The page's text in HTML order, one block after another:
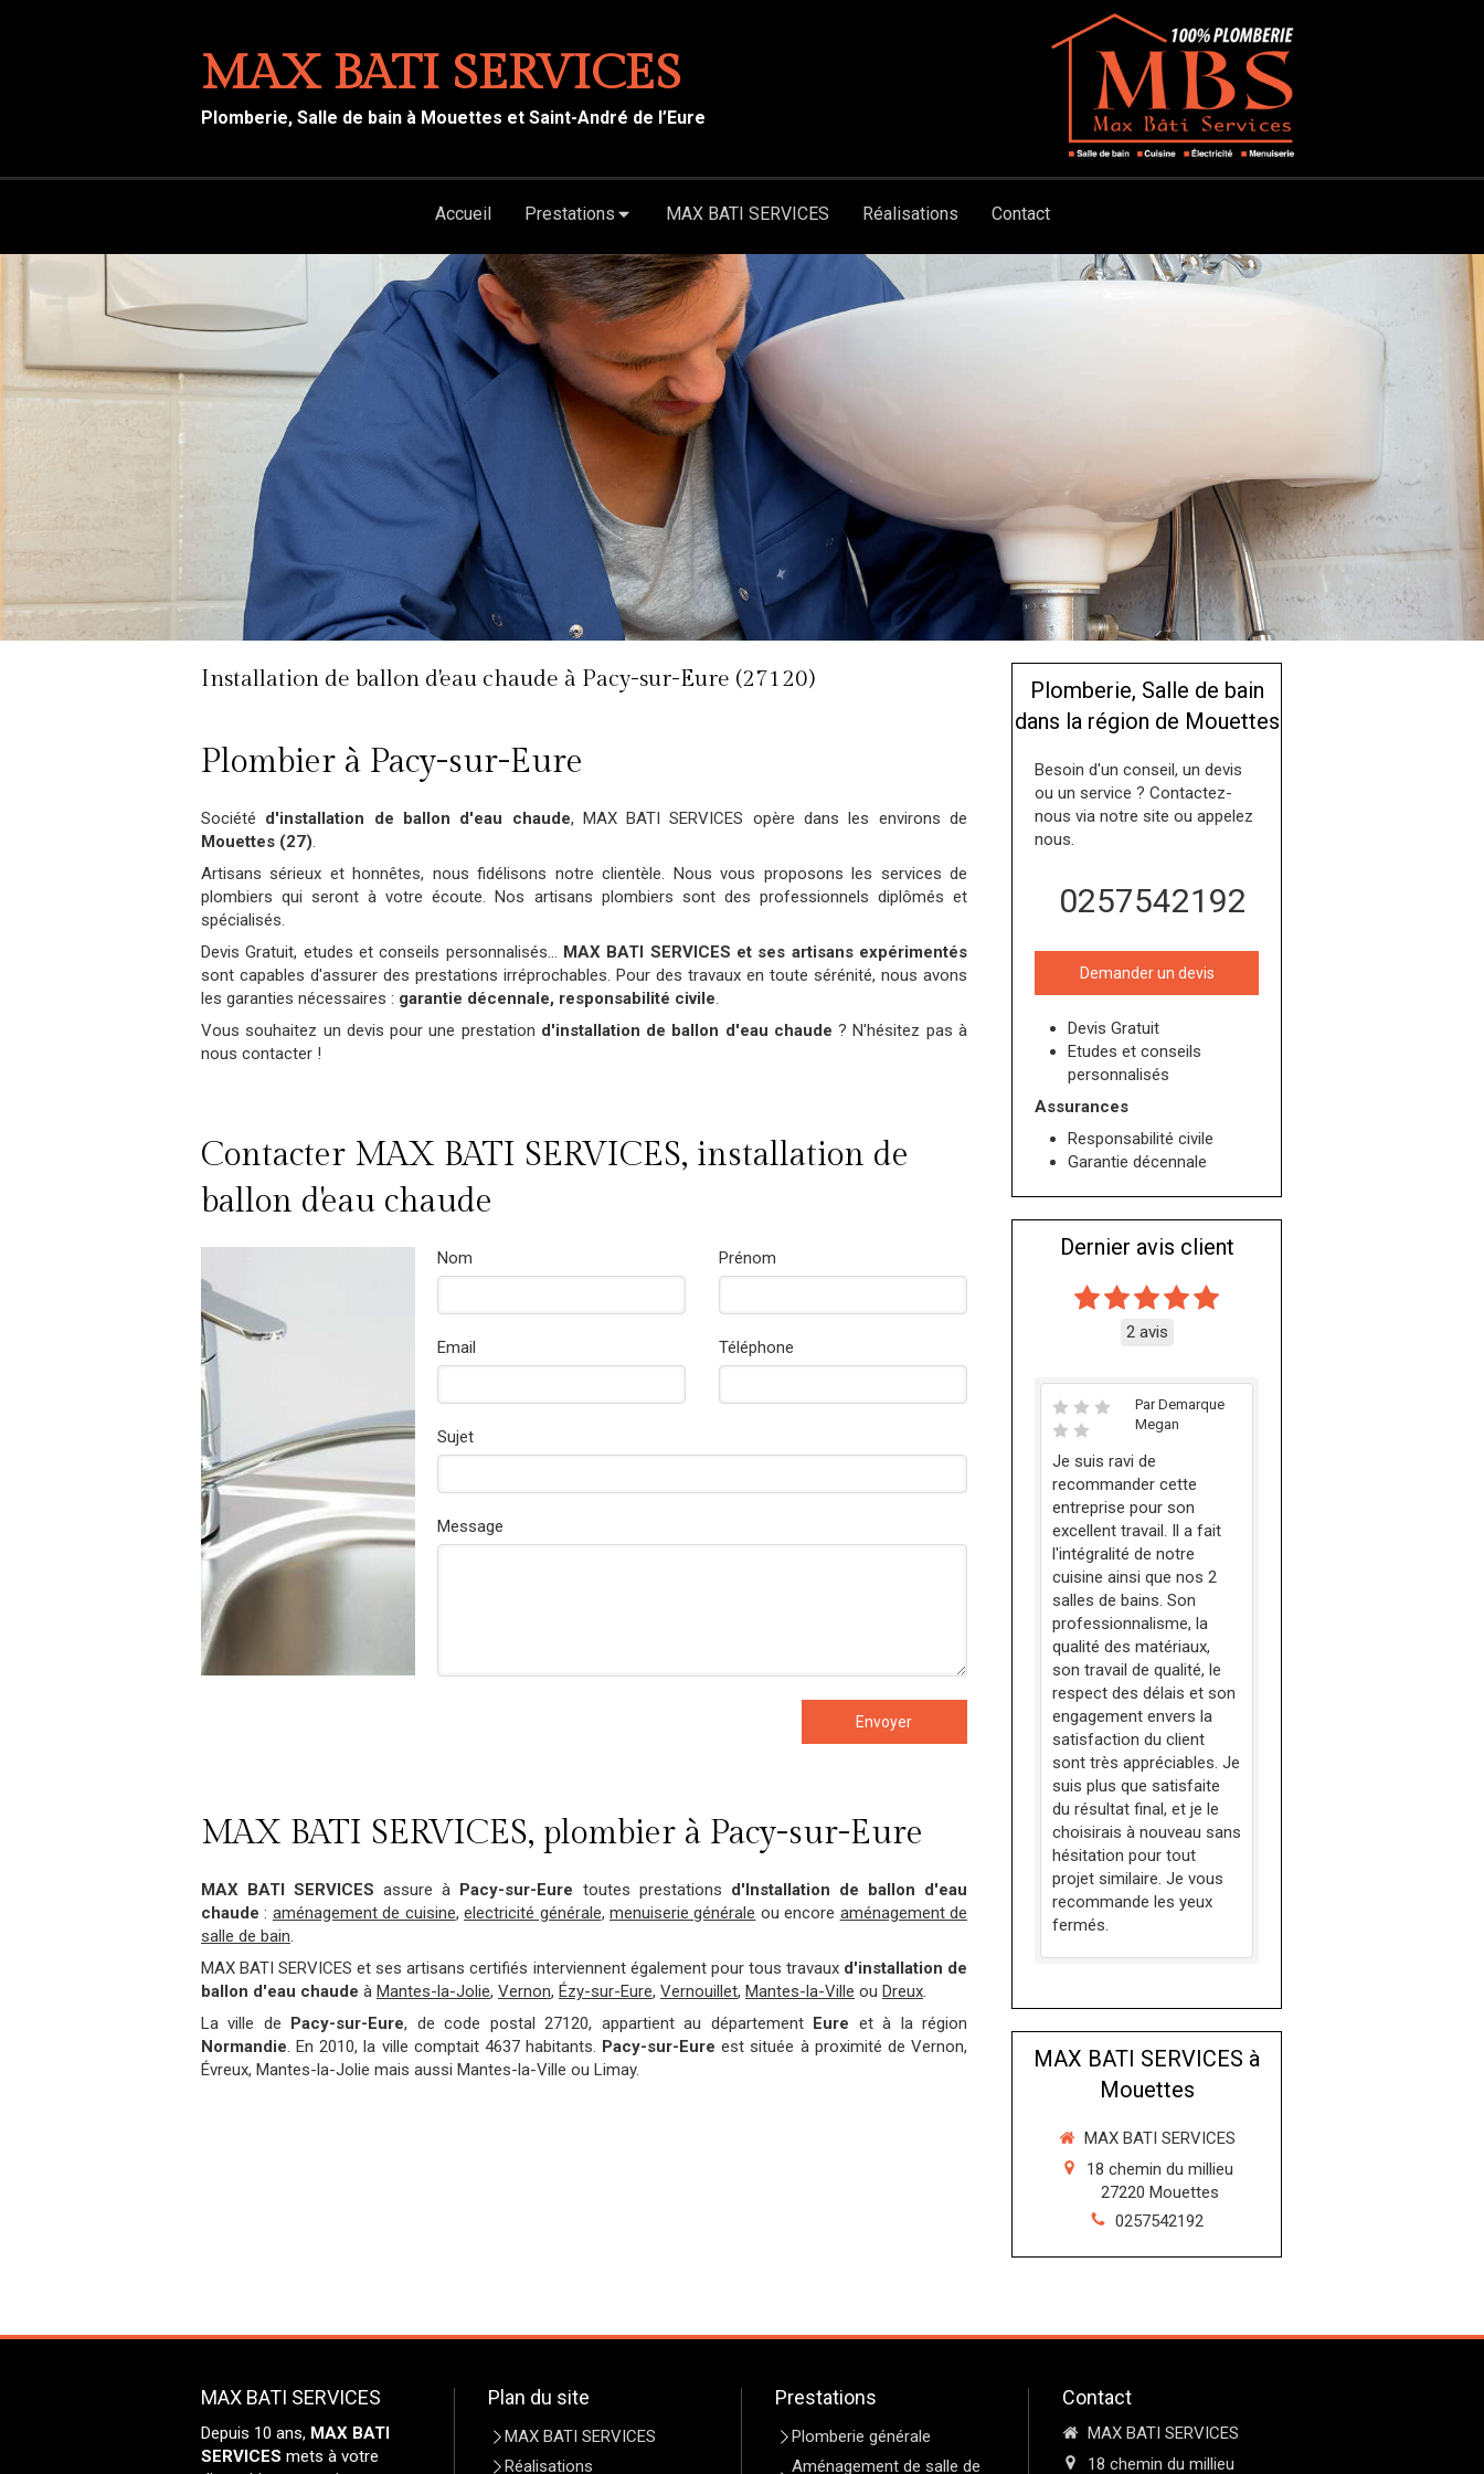
MAX BATI SERVICES
Plomberie, Salle de bain à Mouettes et Saint-André de l’Eure
Accueil Prestations MAX BATI SERVICES Réalisations Contact
Installation de ballon d'eau chaude à Pacy-sur-Eure (27120)
Plombier à Pacy-sur-Eure
Société d'installation de ballon d'eau chaude, MAX BATI SERVICES opère dans les environs de
Mouettes (27).
Artisans sérieux et honnêtes, nous fidélisons notre clientèle. Nous vous proposons les services de
plombiers qui seront à votre écoute. Nos artisans plombiers sont des professionnels diplômés et
spécialisés.
Devis Gratuit, etudes et conseils personnalisés... MAX BATI SERVICES et ses artisans expérimentés
sont capables d'assurer des prestations irréprochables. Pour des travaux en toute sérénité, nous avons
les garanties nécessaires : garantie décennale, responsabilité civile.
Vous souhaitez un devis pour une prestation d'installation de ballon d'eau chaude ? N'hésitez pas à
nous contacter !
Contacter MAX BATI SERVICES, installation de
ballon d'eau chaude
Nom Prénom
Email Téléphone
Sujet
Message
Envoyer
MAX BATI SERVICES, plombier à Pacy-sur-Eure
MAX BATI SERVICES assure à Pacy-sur-Eure toutes prestations d'Installation de ballon d'eau
chaude : aménagement de cuisine,electricité générale, menuiserie générale ou encore aménagement de
salle de bain.
MAX BATI SERVICES et ses artisans certifiés interviennent également pour tous travauxd'installation de
ballon d'eau chaude à Mantes-la-Jolie, Vernon, Ézy-sur-Eure, Vernouillet, Mantes-la-Ville ou Dreux.
La ville de Pacy-sur-Eure, de code postal 27120, appartient au département Eure et à la région
Normandie. En 2010, la ville comptait 4637 habitants. Pacy-sur-Eure est située à proximité de Vernon,
Évreux, Mantes-la-Jolie mais aussi Mantes-la-Ville ou Limay.
Plomberie, Salle de bain
dans la région de Mouettes
Besoin d'un conseil, un devis
ou un service ? Contactez-
nous via notre site ou appelez
nous.
0257542192
Demander un devis
Devis Gratuit
Etudes et conseils
personnalisés
Assurances
Responsabilité civile
Garantie décennale
Dernier avis client
2 avis
Par Demarque
Megan
Je suis ravi de
recommander cette
entreprise pour son
excellent travail. Il a fait
l'intégralité de notre
cuisine ainsi que nos 2
salles de bains. Son
professionnalisme, la
qualité des matériaux,
son travail de qualité, le
respect des délais et son
engagement envers la
satisfaction du client
sont très appréciables. Je
suis plus que satisfaite
du résultat final, et je le
choisirais à nouveau sans
hésitation pour tout
projet similaire. Je vous
recommande les yeux
fermés.
MAX BATI SERVICES à
Mouettes
MAX BATI SERVICES
18 chemin du millieu
27220 Mouettes
0257542192
MAX BATI SERVICES
Depuis 10 ans, MAX BATI
SERVICES mets à votre
Plan du site
MAX BATI SERVICES
Réalisations
Prestations
Plomberie générale
Aménagement de salle de
Contact
MAX BATI SERVICES
18 chemin du millieu